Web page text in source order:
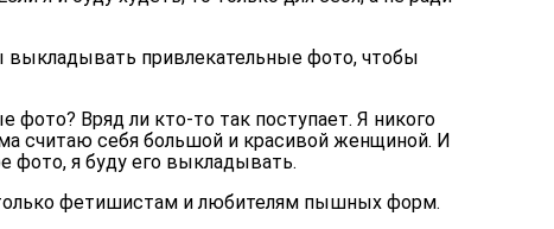
привлекательные фото, чтобы
фото? Вряд ли кто-то так поступает. Я никого
считаю себя большой и красивой женщиной. И
фото, я буду его выкладывать.
фетишистам и любителям пышных форм.